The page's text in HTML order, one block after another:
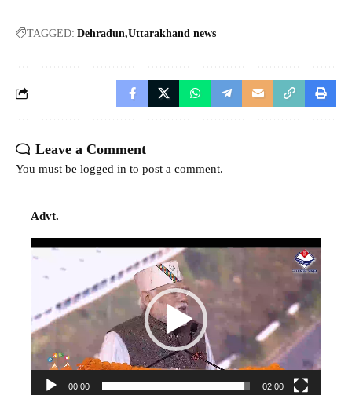
TAGGED: Dehradun Uttarakhand news
Leave a Comment
You must be logged in to post a comment.
Advt.
Video
00:00 02:00